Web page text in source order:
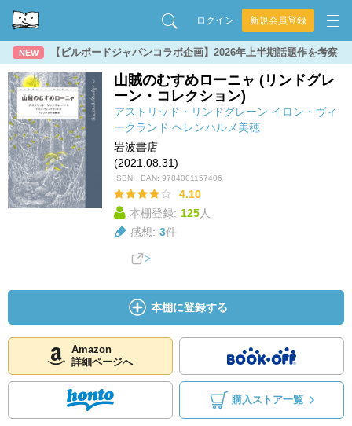
ログイン 新規会員登録
NEW 【ビルボードジャパンコラボ企画】2026年上半期話題作を考察
山賊のむすめローニャ (リンドグレ
ーン・コレクション)
アストリッド・リンドグレーン イロン・ヴィ
ークランド ヘレンハルメ美穂
岩波書店
(2021.08.31)
ISBN・EAN: 9784001157406
4.10
本棚登録: 125人
感想: 3件
本棚に登録する
Amazon
詳細ページへ
購入ストア一覧